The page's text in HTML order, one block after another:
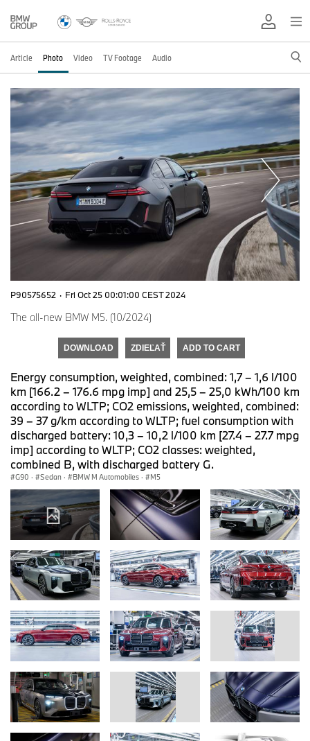
Article Photo Video TV Footage Audio
P90575652 · Fri Oct 25 00:01:00 CEST 2024
The all-new BMW M5. (10/2024)
DOWNLOAD ZDIEĽAŤ ADD TO CART
Energy consumption, weighted, combined: 1,7 – 1,6 l/100
km [166.2 – 176.6 mpg imp] and 25,5 – 25,0 kWh/100 km
according to WLTP; CO2 emissions, weighted, combined:
39 – 37 g/km according to WLTP; fuel consumption with
discharged battery: 10,3 – 10,2 l/100 km [27.4 – 27.7 mpg
imp] according to WLTP; CO2 classes: weighted,
combined B, with discharged battery G.
G90 · Sedan · BMW M Automobiles · M5